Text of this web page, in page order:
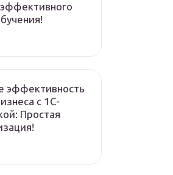
эффективность
с 1С-
Простая